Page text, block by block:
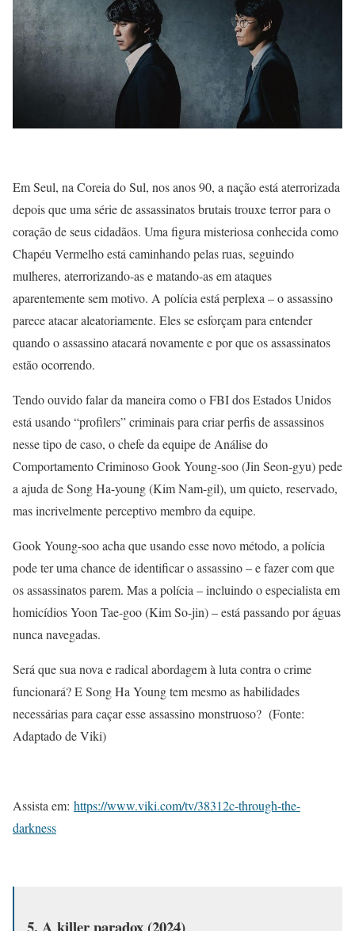
Em Seul, na Coreia do Sul, nos anos 90, a nação está aterrorizada
depois que uma série de assassinatos brutais trouxe terror para o
coração de seus cidadãos. Uma figura misteriosa conhecida como
Chapéu Vermelho está caminhando pelas ruas, seguindo
mulheres, aterrorizando-as e matando-as em ataques
aparentemente sem motivo. A polícia está perplexa – o assassino
parece atacar aleatoriamente. Eles se esforçam para entender
quando o assassino atacará novamente e por que os assassinatos
estão ocorrendo.
Tendo ouvido falar da maneira como o FBI dos Estados Unidos
está usando “profilers” criminais para criar perfis de assassinos
nesse tipo de caso, o chefe da equipe de Análise do
Comportamento Criminoso Gook Young-soo (Jin Seon-gyu) pede
a ajuda de Song Ha-young (Kim Nam-gil), um quieto, reservado,
mas incrivelmente perceptivo membro da equipe.
Gook Young-soo acha que usando esse novo método, a polícia
pode ter uma chance de identificar o assassino – e fazer com que
os assassinatos parem. Mas a polícia – incluindo o especialista em
homicídios Yoon Tae-goo (Kim So-jin) – está passando por águas
nunca navegadas.
Será que sua nova e radical abordagem à luta contra o crime
funcionará? E Song Ha Young tem mesmo as habilidades
necessárias para caçar esse assassino monstruoso? (Fonte:
Adaptado de Viki)
Assista em: https://www.viki.com/tv/38312c-through-the-
darkness